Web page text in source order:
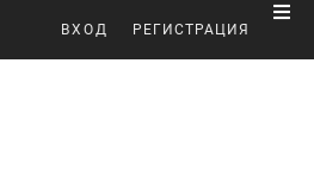
ВХОД РЕГИСТРАЦИЯ